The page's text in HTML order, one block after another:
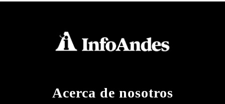
Acerca de nosotros